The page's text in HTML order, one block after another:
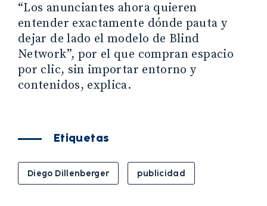
“Los anunciantes ahora quieren
entender exactamente dónde pauta y
dejar de lado el modelo de Blind
Network”, por el que compran espacio
por clic, sin importar entorno y
contenidos, explica.
Etiquetas
Diego Dillenberger publicidad